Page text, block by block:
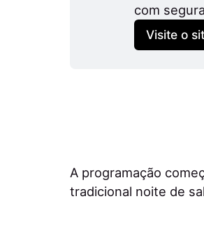
com
Visite o
A programação
tradicional noite de